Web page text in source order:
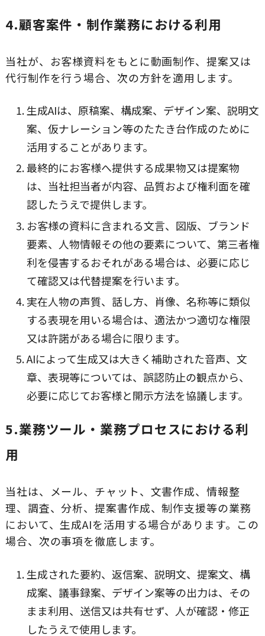
4.顧客案件・制作業務における利用
当社が、お客様資料をもとに動画制作、提案又は
代行制作を行う場合、次の方針を適用します。
生成AIは、原稿案、構成案、デザイン案、説明文
案、仮ナレーション等のたたき台作成のために
活用することがあります。
最終的にお客様へ提供する成果物又は提案物
は、当社担当者が内容、品質および権利面を確
認したうえで提供します。
お客様の資料に含まれる文言、図版、ブランド
要素、人物情報その他の要素について、第三者権
利を侵害するおそれがある場合は、必要に応じ
て確認又は代替提案を行います。
実在人物の声質、話し方、肖像、名称等に類似
する表現を用いる場合は、適法かつ適切な権限
又は許諾がある場合に限ります。
AIによって生成又は大きく補助された音声、文
章、表現等については、誤認防止の観点から、
必要に応じてお客様と開示方法を協議します。
5.業務ツール・業務プロセスにおける利
用
当社は、メール、チャット、文書作成、情報整
理、調査、分析、提案書作成、制作支援等の業務
において、生成AIを活用する場合があります。この
場合、次の事項を徹底します。
生成された要約、返信案、説明文、提案文、構
成案、議事録案、デザイン案等の出力は、その
まま利用、送信又は共有せず、人が確認・修正
したうえで使用します。